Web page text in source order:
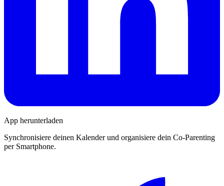
App herunterladen
Synchronisiere deinen Kalender und organisiere dein Co-Parenting
per Smartphone.